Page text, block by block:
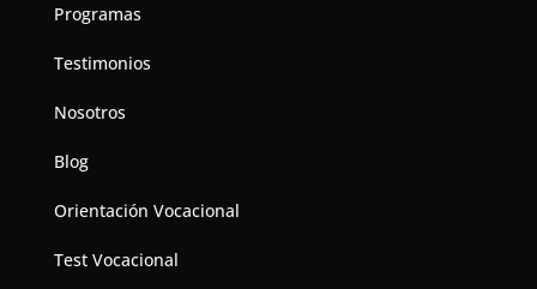
Programas
Testimonios
Nosotros
Blog
Orientación Vocacional
Test Vocacional